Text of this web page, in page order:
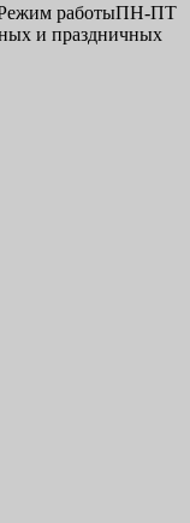
работыПН-ПТ
и праздничных